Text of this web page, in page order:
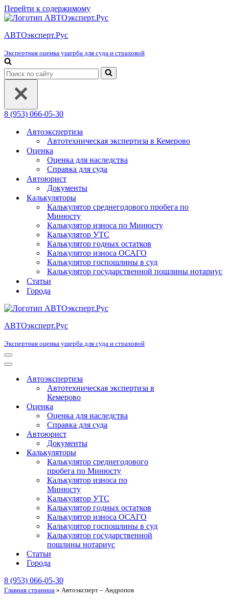
Перейти к содержимому
АВТОэксперт.Рус
Экспертная оценка ущерба для суда и страховой
Искать...
8 (953) 066-05-30
Автоэкспертиза
Автотехническая экспертиза в Кемерово
Оценка
Оценка для наследства
Справка для суда
Автоюрист
Документы
Калькуляторы
Калькулятор среднегодового пробега по
Минюсту
Калькулятор износа по Минюсту
Калькулятор УТС
Калькулятор годных остатков
Калькулятор износа ОСАГО
Калькулятор госпошлины в суд
Калькулятор государственной пошлины нотариус
Статьи
Города
АВТОэксперт.Рус
Экспертная оценка ущерба для суда и страховой
Меню
навигации
Меню
навигацииАвтоэкспертиза
Автотехническая экспертиза в
Кемерово
Оценка
Оценка для наследства
Справка для суда
Автоюрист
Документы
Калькуляторы
Калькулятор среднегодового
пробега по Минюсту
Калькулятор износа по
Минюсту
Калькулятор УТС
Калькулятор годных остатков
Калькулятор износа ОСАГО
Калькулятор госпошлины в суд
Калькулятор государственной
пошлины нотариус
Статьи
Города
8 (953) 066-05-30
Главная страница » Автоэксперт – Андропов